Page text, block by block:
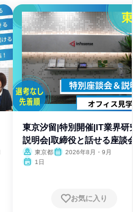
東京汐留|特別開催|IT業界研
説明会|取締役と話せる座談
東京都
2026年8月・9月
1日
お気に入り